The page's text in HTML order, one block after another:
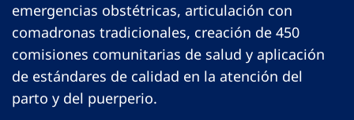
emergencias obstétricas, articulación con
comadronas tradicionales, creación de 450
comisiones comunitarias de salud y aplicación
de estándares de calidad en la atención del
parto y del puerperio.